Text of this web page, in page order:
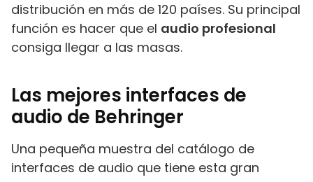
distribución en más de 120 países. Su principal
función es hacer que el audio profesional
consiga llegar a las masas.
Las mejores interfaces de
audio de Behringer
Una pequeña muestra del catálogo de
interfaces de audio que tiene esta gran